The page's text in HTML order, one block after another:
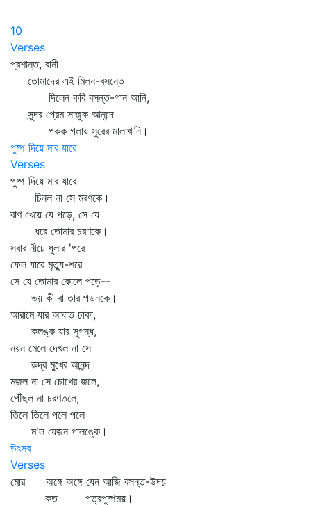
10
Verses
প্রশান্ত, রানী
তোমাদের এই মিলন-বসন্তে
দিলেন কবি বসন্ত-গান আনি,
সুন্দর প্রেম সাজুক আনন্দে
পরুক গলায় সুরের মালাখানি।
পুষ্প দিয়ে মার যারে
Verses
পুষ্প দিয়ে মার যারে
চিনল না সে মরণকে।
বাণ খেয়ে যে পড়ে, সে যে
ধরে তোমার চরণকে।
সবার নীচে ধুলার 'পরে
ফেল যারে মৃত্যু-শরে
সে যে তোমার কোলে পড়ে--
ভয় কী বা তার পড়নকে।
আরামে যার আঘাত ঢাকা,
কলঙ্ক যার সুগন্ধ,
নয়ন মেলে দেখল না সে
রুদ্র মুখের আনন্দ।
মজল না সে চোখের জলে,
পৌঁছল না চরণতলে,
তিলে তিলে পলে পলে
ম'ল যেজন পালঙ্কে।
উৎসব
Verses
মোর অঙ্গে অঙ্গে যেন আজি বসন্ত-উদয়
কত পত্রপুষ্পময়।